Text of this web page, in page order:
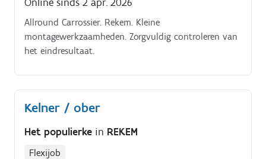
Allround Carrossier. Rekem. Kleine
montagewerkzaamheden. Zorgvuldig controleren van
het eindresultaat.
Kelner / ober
Het populierke in REKEM
Flexijob